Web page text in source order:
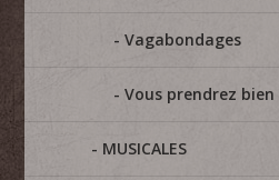
Vagabondages
Vous prendrez
MUSICALES